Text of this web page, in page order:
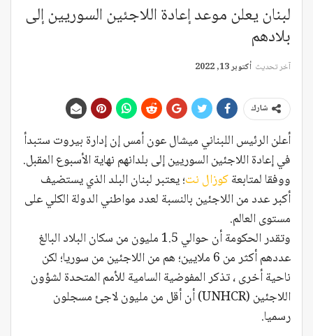
لبنان يعلن موعد إعادة اللاجئين السوريين إلى
بلادهم
آخر تحديث أكتوبر 13, 2022
شارك
أعلن الرئيس اللبناني ميشال عون أمس إن إدارة بيروت ستبدأ
في إعادة اللاجئين السوريين إلى بلدانهم نهاية الأسبوع المقبل.
ووفقا لمتابعةكوزال نت؛ يعتبر لبنان البلد الذي يستضيف
أكبر عدد من اللاجئين بالنسبة لعدد مواطني الدولة الكلي على
مستوى العالم.
وتقدر الحكومة أن حوالي 1.5 مليون من سكان البلاد البالغ
عددهم أكثر من 6 ملايين؛ هم من اللاجئين من سوريا؛ لكن
ناحية أخرى ، تذكر المفوضية السامية للأمم المتحدة لشؤون
اللاجئين (UNHCR) أن أقل من مليون لاجئ مسجلون
رسميا.